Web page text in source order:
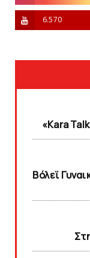
6.570
«Kara
Bόλεϊ